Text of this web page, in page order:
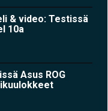
& video: Testissä
10a
Asus ROG